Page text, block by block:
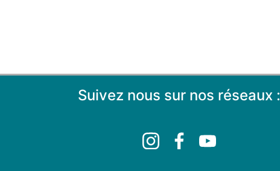
Suivez nous sur nos réseaux :
InstagramFacebookYouTube